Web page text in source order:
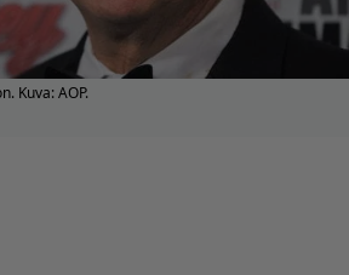
Kuva: AOP.